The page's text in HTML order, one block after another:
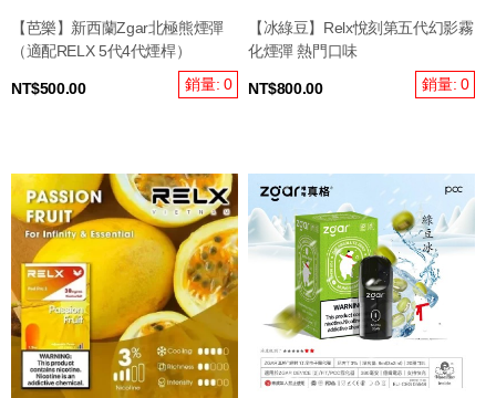
【芭樂】新西蘭Zgar北極熊煙彈
（適配RELX 5代4代煙桿）
NT$500.00 銷量: 0
【冰綠豆】Relx悅刻第五代幻影霧
化煙彈 熱門口味
NT$800.00 銷量: 0